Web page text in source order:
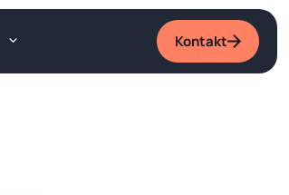
Kontakt